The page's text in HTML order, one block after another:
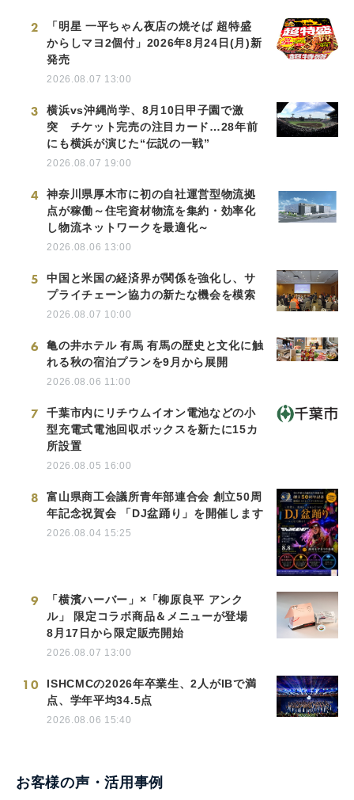
2
「明星 一平ちゃん夜店の焼そば 超特盛
からしマヨ2個付」2026年8月24日(月)新
発売
2026.08.07 13:00
3
横浜vs沖縄尚学、8月10日甲子園で激
突 チケット完売の注目カード…28年前
にも横浜が演じた“伝説の一戦”
2026.08.07 19:00
4
神奈川県厚木市に初の自社運営型物流拠
点が稼働～住宅資材物流を集約・効率化
し物流ネットワークを最適化～
2026.08.06 13:00
5
中国と米国の経済界が関係を強化し、サ
プライチェーン協力の新たな機会を模索
2026.08.07 10:00
6
亀の井ホテル 有馬 有馬の歴史と文化に触
れる秋の宿泊プランを9月から展開
2026.08.06 11:00
7
千葉市内にリチウムイオン電池などの小
型充電式電池回収ボックスを新たに15カ
所設置
2026.08.05 16:00
8
富山県商工会議所青年部連合会 創立50周
年記念祝賀会 「DJ盆踊り」を開催します
2026.08.04 15:25
9
「横濱ハーバー」×「柳原良平 アンク
ル」 限定コラボ商品＆メニューが登場
8月17日から限定販売開始
2026.08.07 13:00
10
ISHCMCの2026年卒業生、2人がIBで満
点、学年平均34.5点
2026.08.06 15:40
お客様の声・活用事例